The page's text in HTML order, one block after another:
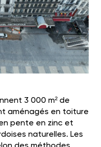
3 000 m² de
aménagés en toiture
pente en zinc et
naturelles. Les